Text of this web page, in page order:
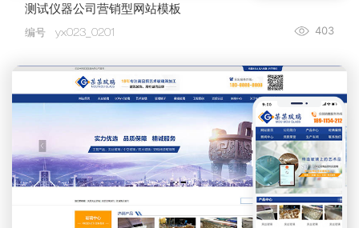
测试仪器公司营销型网站模板
403
编号 yx023_0201